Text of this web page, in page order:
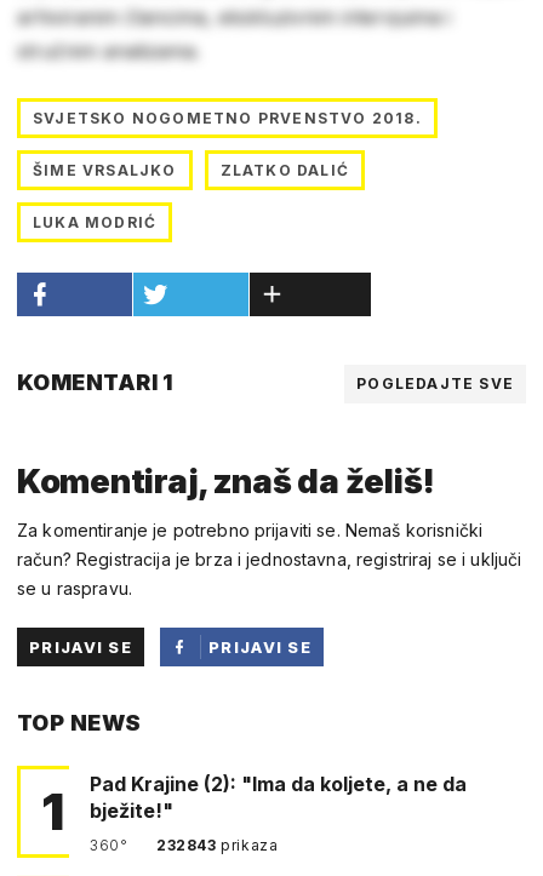
arhiviranim člancima, ekskluzivnim intervjuima i
stručnim analizama.
SVJETSKO NOGOMETNO PRVENSTVO 2018.
ŠIME VRSALJKO ZLATKO DALIĆ
LUKA MODRIĆ
KOMENTARI 1 POGLEDAJTE SVE
Komentiraj, znaš da želiš!
Za komentiranje je potrebno prijaviti se. Nemaš korisnički
račun? Registracija je brza i jednostavna, registriraj se i uključi
se u raspravu.
PRIJAVI SE
PRIJAVI SE
TOP NEWS
1
Pad Krajine (2): "Ima da koljete, a ne da
bježite!"
360° 232843prikaza